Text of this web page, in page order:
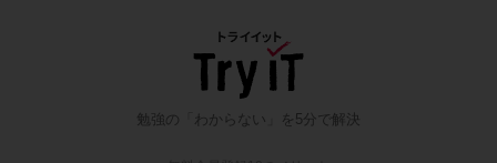
勉強の「わからない」を5分で解決